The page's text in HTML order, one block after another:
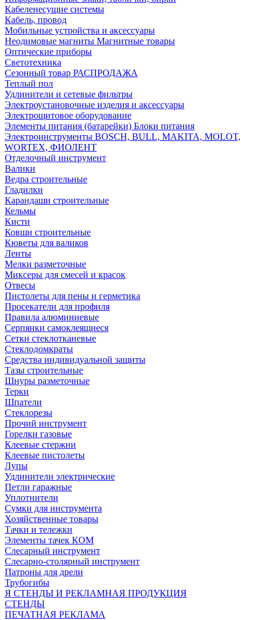
Кабеленесущие системы
Кабель, провод
Мобильные устройства и аксессуары
Неодимовые магниты Магнитные товары
Оптические приборы
Светотехника
Сезонный товар РАСПРОДАЖА
Теплый пол
Удлинители и сетевые фильтры
Электроустановочные изделия и аксессуары
Электрощитовое оборудование
Элементы питания (батарейки) Блоки питания
Электроинструменты BOSCH, BULL, MAKITA, MOLOT,
WORTEX, ФИОЛЕНТ
Отделочный инструмент
Валики
Ведра строительные
Гладилки
Карандаши строительные
Кельмы
Кисти
Ковши строительные
Кюветы для валиков
Ленты
Мелки разметочные
Миксеры для смесей и красок
Отвесы
Пистолеты для пены и герметика
Просекатели для профиля
Правила алюминиевые
Серпянки самоклеящиеся
Сетки стеклотканевые
Стеклодомкраты
Средства индивидуальной защиты
Тазы строительные
Шнуры разметочные
Терки
Шпатели
Стеклорезы
Прочий инструмент
Горелки газовые
Клеевые стержни
Клеевые пистолеты
Лупы
Удлинители электрические
Петли гаражные
Уплотнители
Сумки для инструмента
Хозяйственные товары
Тачки и тележки
Элементы тачек КОМ
Слесарный инструмент
Слесарно-столярный инструмент
Патроны для дрели
Трубогибы
Я СТЕНДЫ И РЕКЛАМНАЯ ПРОДУКЦИЯ
СТЕНДЫ
ПЕЧАТНАЯ РЕКЛАМА